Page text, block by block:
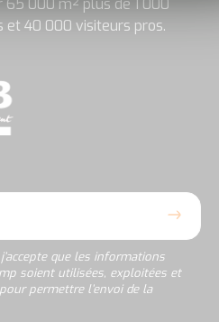
65 000 m² plus de 1 000
40 000 visiteurs pros.
que les informations
soient utilisées, exploitées et
permettre l’envoi de la